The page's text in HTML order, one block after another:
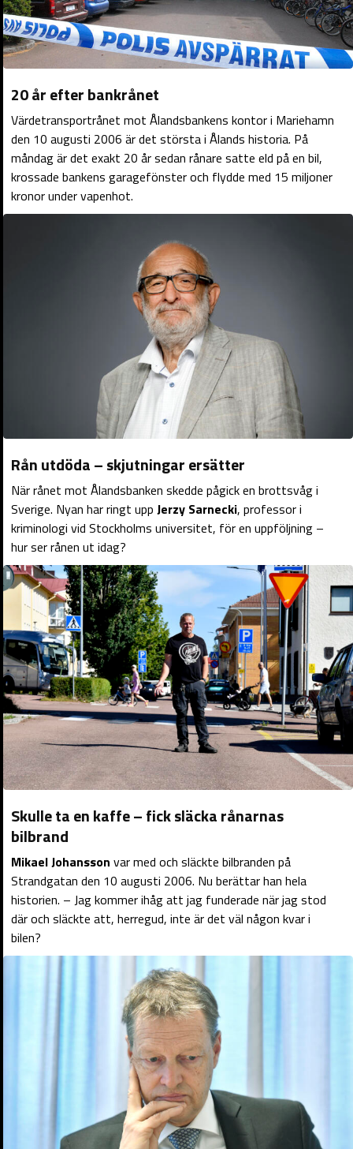
20 år efter bankrånet
Värdetransportrånet mot Ålandsbankens kontor i Mariehamn
den 10 augusti 2006 är det största i Ålands historia. På
måndag är det exakt 20 år sedan rånare satte eld på en bil,
krossade bankens garagefönster och flydde med 15 miljoner
kronor under vapenhot.
Rån utdöda – skjutningar ersätter
När rånet mot Ålandsbanken skedde pågick en brottsvåg i
Sverige. Nyan har ringt upp Jerzy Sarnecki, professor i
kriminologi vid Stockholms universitet, för en uppföljning –
hur ser rånen ut idag?
Skulle ta en kaffe – fick släcka rånarnas
bilbrand
Mikael Johansson var med och släckte bilbranden på
Strandgatan den 10 augusti 2006. Nu berättar han hela
historien. – Jag kommer ihåg att jag funderade när jag stod
där och släckte att, herregud, inte är det väl någon kvar i
bilen?